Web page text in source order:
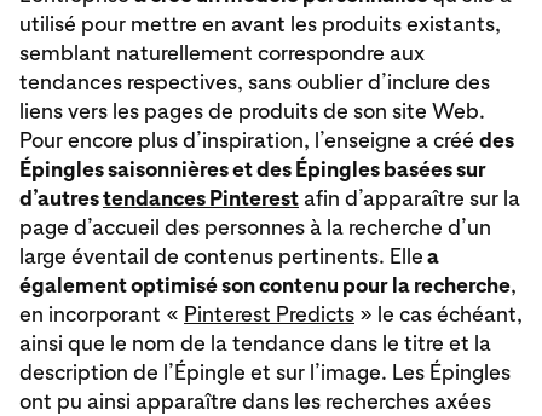
utilisé pour mettre en avant les produits existants,
semblant naturellement correspondre aux
tendances respectives, sans oublier d’inclure des
liens vers les pages de produits de son site Web.
Pour encore plus d’inspiration, l’enseigne a créé des
Épingles saisonnières et des Épingles basées sur
d’autrestendances Pinterestafin d’apparaître sur la
page d’accueil des personnes à la recherche d’un
large éventail de contenus pertinents. Ellea
également optimisé son contenu pour la recherche,
en incorporant « Pinterest Predicts » le cas échéant,
ainsi que le nom de la tendance dans le titre et la
description de l’Épingle et sur l’image. Les Épingles
ont pu ainsi apparaître dans les recherches axées